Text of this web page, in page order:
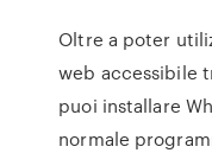
Oltre a poter
web accessibile
puoi installare
normale